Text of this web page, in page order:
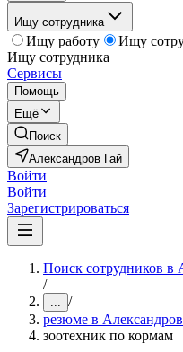
Ищу сотрудника
Ищу работу
Ищу
Ищу сотрудника
Сервисы
Помощь
Ещё
Поиск
Александров Гай
Войти
Войти
Зарегистрироваться
Поиск сотрудников в
/
... /
резюме в
зоотехник по кормам